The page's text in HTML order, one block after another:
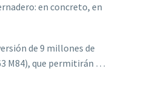
en concreto, en
de 9 millones de
M84), que permitirán …